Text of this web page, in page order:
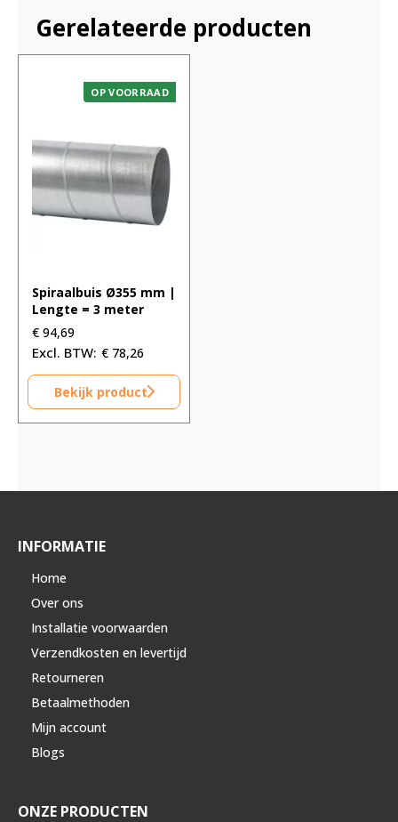
Gerelateerde producten
OP VOORRAAD
Spiraalbuis Ø355 mm |
Lengte = 3 meter
€ 94,69
€ 78,26
Bekijk product
INFORMATIE
Home
Over ons
Installatie voorwaarden
Verzendkosten en levertijd
Retourneren
Betaalmethoden
Mijn account
Blogs
ONZE PRODUCTEN